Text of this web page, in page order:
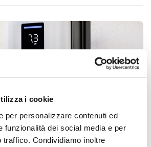
i cookie
per personalizzare contenuti ed
funzionalità dei social media e per
traffico. Condividiamo inoltre
Giu 24, 2024
,Solar ,Solare